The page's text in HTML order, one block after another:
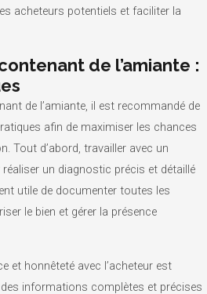
acheteurs potentiels et faciliter la
de l’amiante :
de l’amiante, il est recommandé de
afin de maximiser les chances
Tout d’abord, travailler avec un
un diagnostic précis et détaillé
utile de documenter toutes les
le bien et gérer la présence
et honnêteté avec l’acheteur est
informations complètes et précises